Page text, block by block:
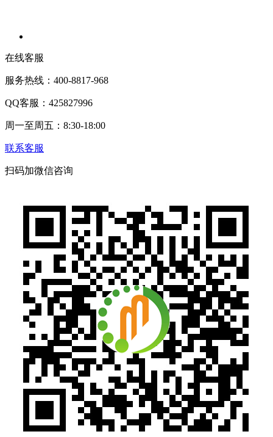
在线客服
服务热线：400-8817-968
QQ客服：425827996
周一至周五：8:30-18:00
联系客服
扫码加微信咨询